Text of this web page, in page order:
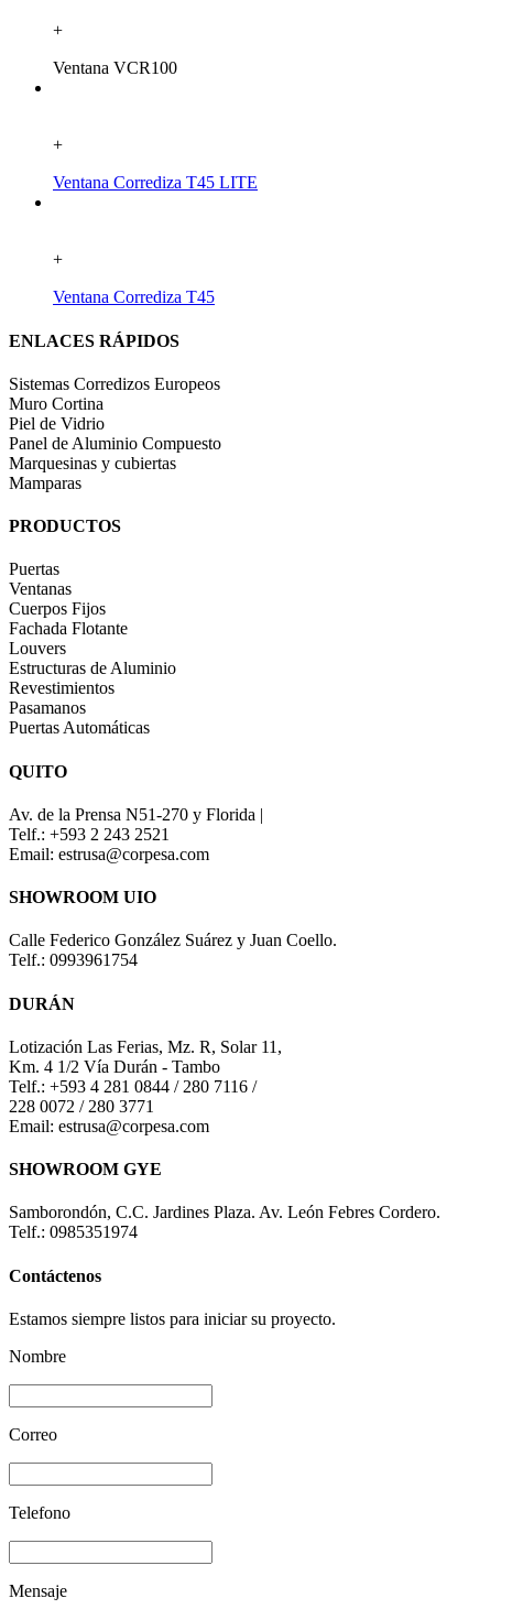
+
Ventana VCR100
+
Ventana Corrediza T45 LITE
+
Ventana Corrediza T45
ENLACES RÁPIDOS
Sistemas Corredizos Europeos
Muro Cortina
Piel de Vidrio
Panel de Aluminio Compuesto
Marquesinas y cubiertas
Mamparas
PRODUCTOS
Puertas
Ventanas
Cuerpos Fijos
Fachada Flotante
Louvers
Estructuras de Aluminio
Revestimientos
Pasamanos
Puertas Automáticas
QUITO
Av. de la Prensa N51-270 y Florida |
Telf.: +593 2 243 2521
Email: estrusa@corpesa.com
SHOWROOM UIO
Calle Federico González Suárez y Juan Coello.
Telf.: 0993961754
DURÁN
Lotización Las Ferias, Mz. R, Solar 11,
Km. 4 1/2 Vía Durán - Tambo
Telf.: +593 4 281 0844 / 280 7116 /
228 0072 / 280 3771
Email: estrusa@corpesa.com
SHOWROOM GYE
Samborondón, C.C. Jardines Plaza. Av. León Febres Cordero.
Telf.: 0985351974
Contáctenos
Estamos siempre listos para iniciar su proyecto.
Nombre
Correo
Telefono
Mensaje